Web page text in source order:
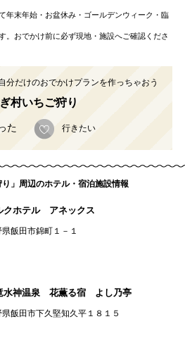
年末年始・お盆休み・ゴールデンウィーク・臨
。おでかけ前に必ず現地・施設へご確認くださ
分だけのおでかけプランを作っちゃおう
村いちご狩り
た 行きたい
り」周辺のホテル・宿泊施設情報
クホテル アネックス
飯田市錦町１－１
水神温泉 花薫る宿 よし乃亭
県飯田市下久堅知久平１８１５